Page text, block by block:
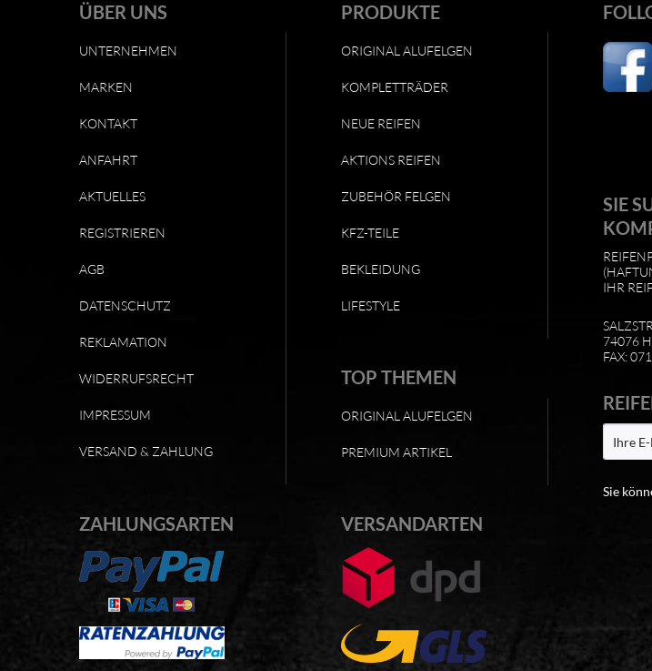
ÜBER UNS
UNTERNEHMEN
MARKEN
KONTAKT
ANFAHRT
AKTUELLES
REGISTRIEREN
AGB
DATENSCHUTZ
REKLAMATION
WIDERRUFSRECHT
IMPRESSUM
VERSAND & ZAHLUNG
PRODUKTE
ORIGINAL ALUFELGEN
KOMPLETTRÄDER
NEUE REIFEN
AKTIONS REIFEN
ZUBEHÖR FELGEN
KFZ-TEILE
BEKLEIDUNG
LIFESTYLE
TOP THEMEN
ORIGINAL ALUFELGEN
PREMIUM ARTIKEL
ZAHLUNGSARTEN VERSANDARTEN
SIE
IHR
74076
FAX:
Sie